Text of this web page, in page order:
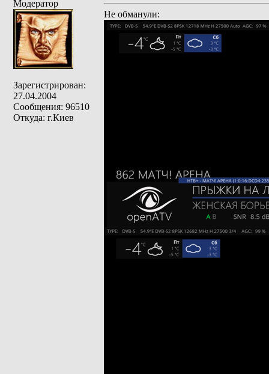
Модератор
Зарегистрирован:
27.04.2004
Сообщения: 96510
Откуда: г.Киев
Не обманули: